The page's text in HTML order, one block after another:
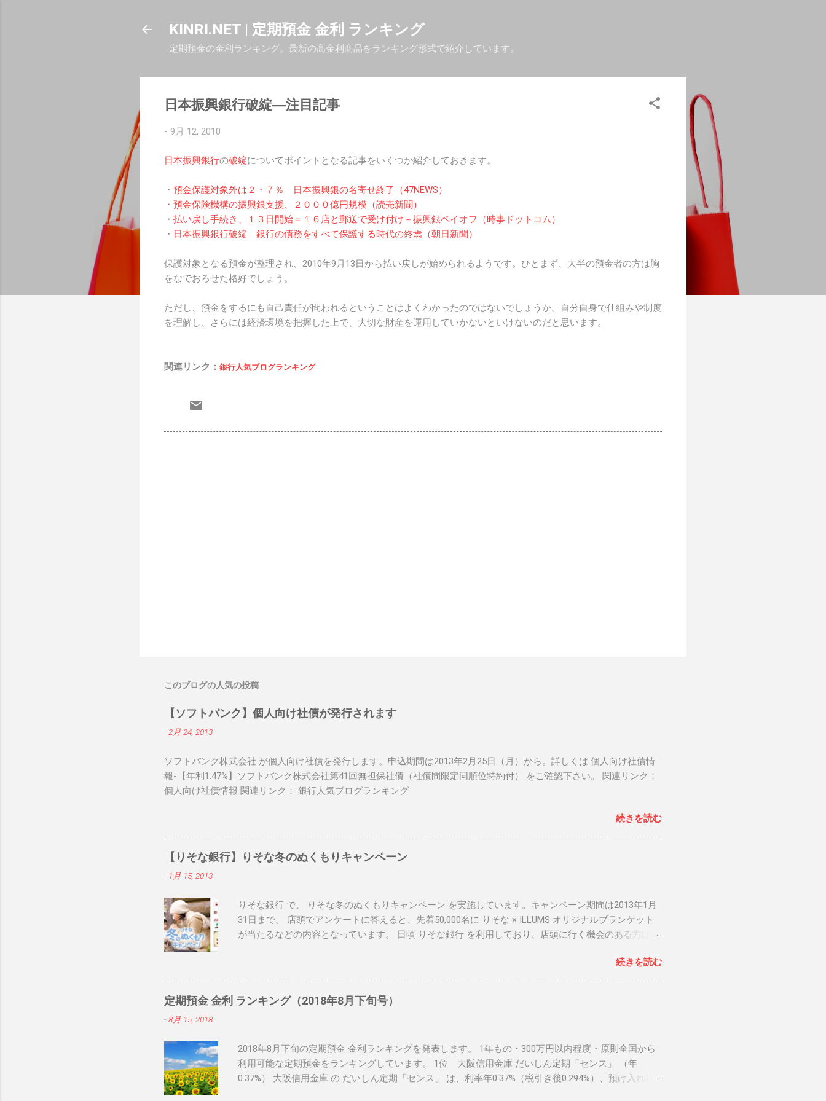
KINRI.NET | 定期預金 金利 ランキング
定期預金の金利ランキング。最新の高金利商品をランキング形式で紹介しています。
日本振興銀行破綻―注目記事
- 9月 12, 2010
日本振興銀行の破綻についてポイントとなる記事をいくつか紹介しておきます。
・ 預金保護対象外は２・７％ 日本振興銀の名寄せ終了（47NEWS）
・ 預金保険機構の振興銀支援、２０００億円規模（読売新聞）
・ 払い戻し手続き、１３日開始＝１６店と郵送で受け付け－振興銀ペイオフ（時事ドットコム）
・ 日本振興銀行破綻 銀行の債務をすべて保護する時代の終焉（朝日新聞）
保護対象となる預金が整理され、2010年9月13日から払い戻しが始められるようです。ひとまず、大半の預金者の方は胸
をなでおろせた格好でしょう。
ただし、預金をするにも自己責任が問われるということはよくわかったのではないでしょうか。自分自身で仕組みや制度
を理解し、さらには経済環境を把握した上で、大切な財産を運用していかないといけないのだと思います。
関連リンク： 銀行人気ブログランキング
このブログの人気の投稿
【ソフトバンク】個人向け社債が発行されます
-2月 24, 2013
ソフトバンク株式会社 が個人向け社債を発行します。申込期間は2013年2月25日（月）から。詳しくは 個人向け社債情
報-【年利1.47%】ソフトバンク株式会社第41回無担保社債（社債間限定同順位特約付） をご確認下さい。 関連リンク：
個人向け社債情報 関連リンク： 銀行人気ブログランキング
続きを読む
【りそな銀行】りそな冬のぬくもりキャンペーン
- 1月 15, 2013
りそな銀行 で、 りそな冬のぬくもりキャンペーン を実施しています。キャンペーン期間は2013年1月
31日まで。 店頭でアンケートに答えると、先着50,000名に りそな × ILLUMS オリジナルブランケット
が当たるなどの内容となっています。 日頃 りそな銀行 を利用しており、店頭に行く機会のある方は是
続きを読む
定期預金 金利 ランキング（2018年8月下旬号）
-8月 15, 2018
2018年8月下旬の定期預金 金利ランキングを発表します。 1年もの・300万円以内程度・原則全国から
利用可能な定期預金をランキングしています。 1位 大阪信用金庫 だいしん定期「センス」 （年
0.37%） 大阪信用金庫 の だいしん定期「センス」 は、利率年0.37%（税引き後0.294%）、預け入れ期